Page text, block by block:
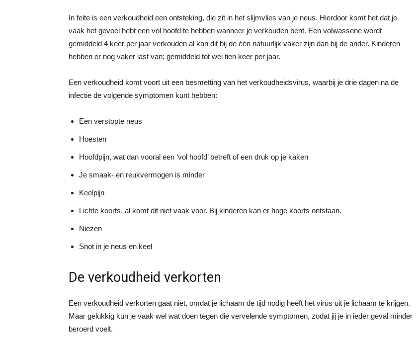
In feite is een verkoudheid een ontsteking, die zit in het slijmvlies van je neus. Hierdoor komt het dat je
vaak het gevoel hebt een vol hoofd te hebben wanneer je verkouden bent. Een volwassene wordt
gemiddeld 4 keer per jaar verkouden al kan dit bij de één natuurlijk vaker zijn dan bij de ander. Kinderen
hebben er nog vaker last van; gemiddeld tot wel tien keer per jaar.
Een verkoudheid komt voort uit een besmetting van het verkoudheidsvirus, waarbij je drie dagen na de
infectie de volgende symptomen kunt hebben:
Een verstopte neus
Hoesten
Hoofdpijn, wat dan vooral een ‘vol hoofd’ betreft of een druk op je kaken
Je smaak- en reukvermogen is minder
Keelpijn
Lichte koorts, al komt dit niet vaak voor. Bij kinderen kan er hoge koorts ontstaan.
Niezen
Snot in je neus en keel
De verkoudheid verkorten
Een verkoudheid verkorten gaat niet, omdat je lichaam de tijd nodig heeft het virus uit je lichaam te krijgen.
Maar gelukkig kun je vaak wel wat doen tegen die vervelende symptomen, zodat jij je in ieder geval minder
beroerd voelt.